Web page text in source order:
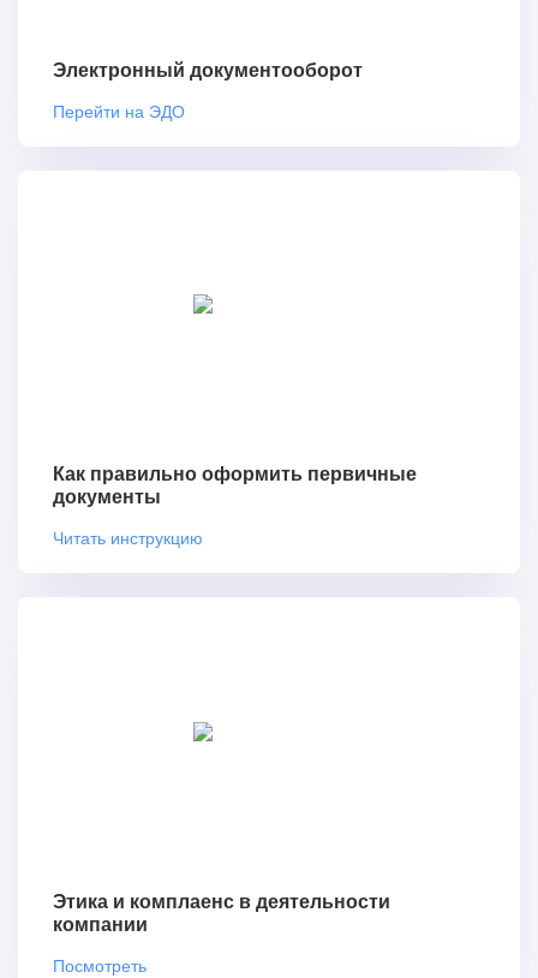
Электронный документооборот
Перейти на ЭДО
Как правильно оформить первичные
документы
Читать инструкцию
Этика и комплаенс в деятельности
компании
Посмотреть